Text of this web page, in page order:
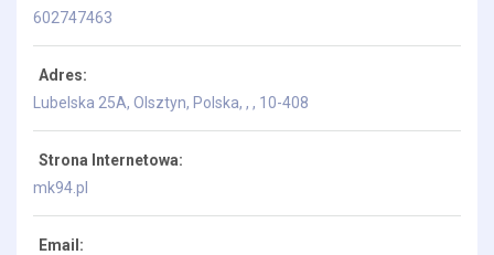
602747463
Adres:
Lubelska 25A, Olsztyn, Polska, , , 10-408
Strona Internetowa:
mk94.pl
Email: